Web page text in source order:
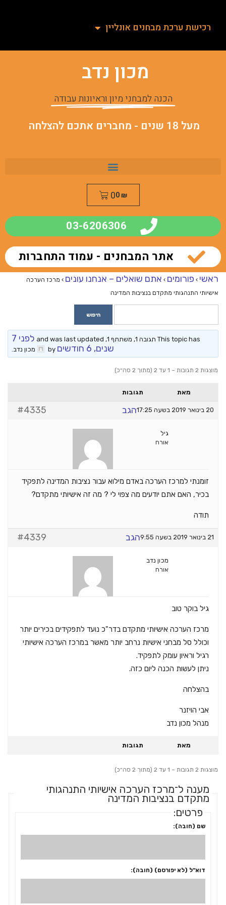
רכישת ערכת מבחנים אונליין
מכון נדב
הכנה למבחני מיון וראיונות עבודה
מעל 18 שנים - מחברים אתכם להצלחה
0₪
0
03-6206306
אתר המבחנים - עמוד התחברות
ראשי › פורומים › אתם שואלים – אנחנו עונים › מרכז הערכה
אישיותי התנהגותי מתקדם בנציבות המדינה
This topic has תגובה 1, משתתף 1, and was last updated
לפני 7
שנים, 6 חודשים
מכון נדב
מוצגות 2 תגובות – 1 עד 2 (מתוך 2 סה״כ)
מאת תגובות
20 בינואר 2019 בשעה 17:25 #4335 הגב
גיל
אורח
זומנתי למרכז הערכה באדם מילוא עבור נציבות המדינה לתפקיד
בכיר, האם אתם יודעים מה צפוי לי ? מה זה אישיותי מתקדם?
תודה
21 בינואר 2019 בשעה 9:55 #4339 הגב
מכון נדב
אורח
גיל בוקר טוב
מרכז הערכה אישיותי מתקדם בדר"כ נועד לתפקידים בכירים יותר
וכולל סל מבחני אישיות נרחב יותר מאשר במרכז הערכה אישיותי
רגיל וראיון עומק לתפקיד.
ניתן לעשות הכנה ליום כזה.
בהצלחה
אבי הויזנר
מנהל מכון נדב
מאת תגובות
מוצגות 2 תגובות – 1 עד 2 (מתוך 2 סה״כ)
מענה ל־מרכז הערכה אישיותי התנהגותי
מתקדם בנציבות המדינה
פרטים:
שם (חובה):
דוא"ל (לא יפורסם) (חובה):